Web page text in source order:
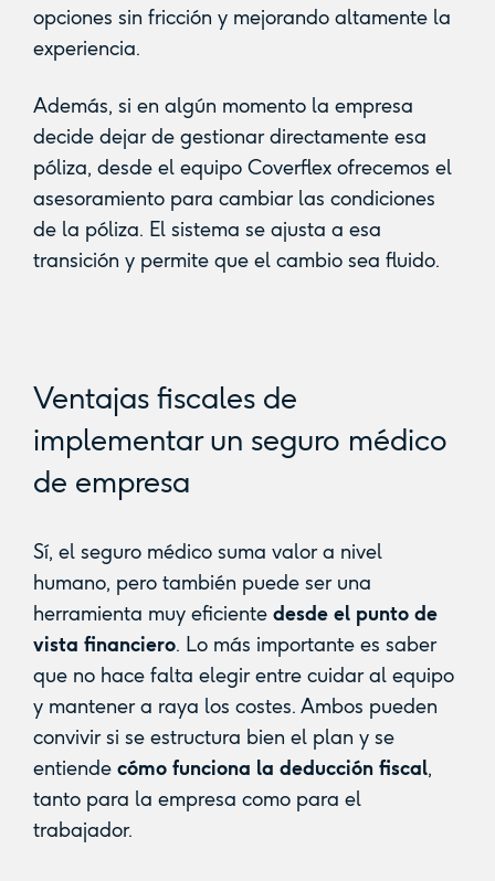
opciones sin fricción y mejorando altamente la
experiencia.
Además, si en algún momento la empresa
decide dejar de gestionar directamente esa
póliza, desde el equipo Coverflex ofrecemos el
asesoramiento para cambiar las condiciones
de la póliza. El sistema se ajusta a esa
transición y permite que el cambio sea fluido.
Ventajas fiscales de
implementar un seguro médico
de empresa
Sí, el seguro médico suma valor a nivel
humano, pero también puede ser una
herramienta muy eficiente desde el punto de
vista financiero. Lo más importante es saber
que no hace falta elegir entre cuidar al equipo
y mantener a raya los costes. Ambos pueden
convivir si se estructura bien el plan y se
entiende cómo funciona la deducción fiscal,
tanto para la empresa como para el
trabajador.